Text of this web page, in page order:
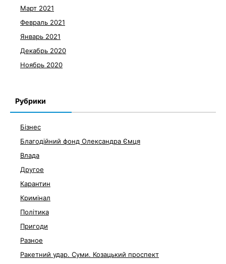
Март 2021
Февраль 2021
Январь 2021
Декабрь 2020
Ноябрь 2020
Рубрики
Бізнес
Благодійний фонд Олександра Ємця
Влада
Другое
Карантин
Кримінал
Політика
Пригоди
Разное
Ракетний удар. Суми. Козацький проспект